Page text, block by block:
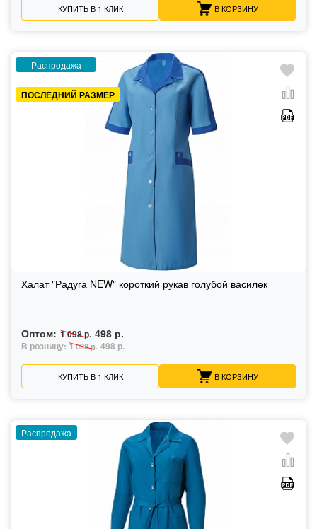
КУПИТЬ В 1 КЛИК В КОРЗИНУ
Распродажа
ПОСЛЕДНИЙ РАЗМЕР
Халат "Радуга NEW" короткий рукав голубой василек
Оптом: 1 098 р. 498 р.
В розницу: 1 098 р. 498 р.
КУПИТЬ В 1 КЛИК В КОРЗИНУ
Распродажа